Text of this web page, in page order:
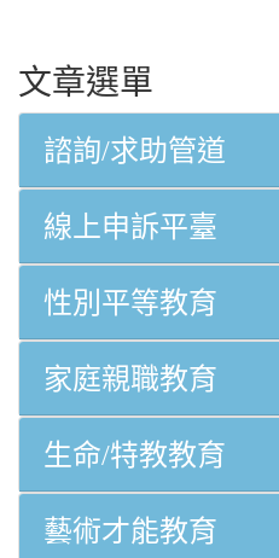
文章選單
諮詢/求助管道
線上申訴平臺
性別平等教育
家庭親職教育
生命/特教教育
藝術才能教育